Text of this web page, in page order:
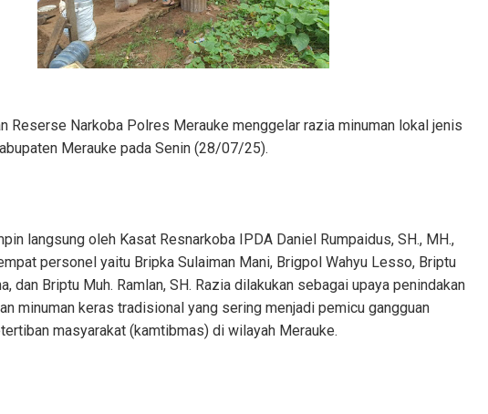
Reserse Narkoba Polres Merauke menggelar razia minuman lokal jenis
Merauke pada Senin (28/07/25).
langsung oleh Kasat Resnarkoba IPDA Daniel Rumpaidus, SH., MH.,
personel yaitu Bripka Sulaiman Mani, Brigpol Wahyu Lesso, Briptu
dan Briptu Muh. Ramlan, SH. Razia dilakukan sebagai upaya penindakan
minuman keras tradisional yang sering menjadi pemicu gangguan
masyarakat (kamtibmas) di wilayah Merauke.